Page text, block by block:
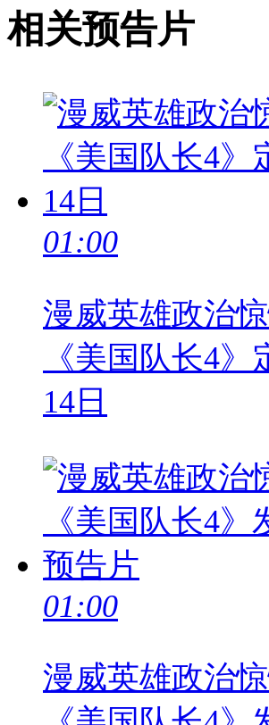
相关预告片
01:00
漫威英雄政治
《美国队长4》
14日
01:00
漫威英雄政治